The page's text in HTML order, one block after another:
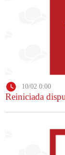
10/02 0:00
Reiniciada